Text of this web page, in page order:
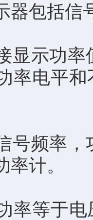
器包括信
示功率
率电平
频率，
计。
等于电